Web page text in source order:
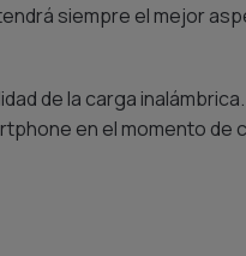
siempre el mejor
de la carga
en el momento de